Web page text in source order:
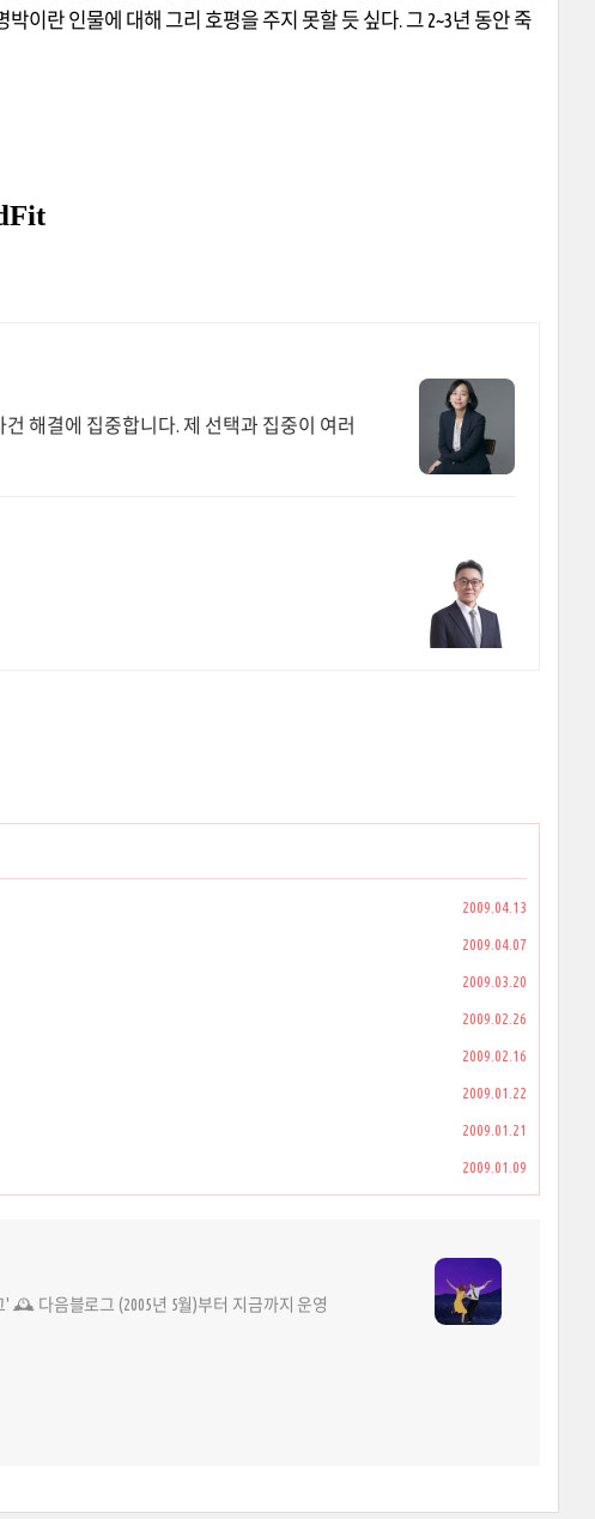
이란 인물에 대해 그리 호평을 주지 못할 듯 싶다 그 2~3년 동안 죽
해결에 집중합니다. 제 선택과 집중이 여러
2009.04.13
2009.04.07
2009.03.20
2009.02.26
2009.02.16
2009.01.22
2009.01.21
2009.01.09
다음블로그 (2005년 5월)부터 지금까지 운영